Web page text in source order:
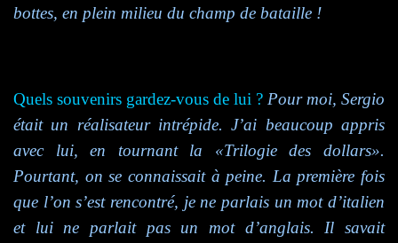
bottes, en plein milieu du champ de bataille !
Quels souvenirs gardez-vous de lui ? Pour moi, Sergio
était un réalisateur intrépide. J’ai beaucoup appris
avec lui, en tournant la «Trilogie des dollars».
Pourtant, on se connaissait à peine. La première fois
que l’on s’est rencontré, je ne parlais un mot d’italien
et lui ne parlait pas un mot d’anglais. Il savait